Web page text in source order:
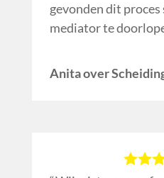
gevonden dit proces
mediator te
Anita over